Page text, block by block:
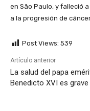
en São Paulo, y falleció
a la progresión de
Post Views: 539
Artículo anterior
La salud del papa
Benedicto XVI es grave